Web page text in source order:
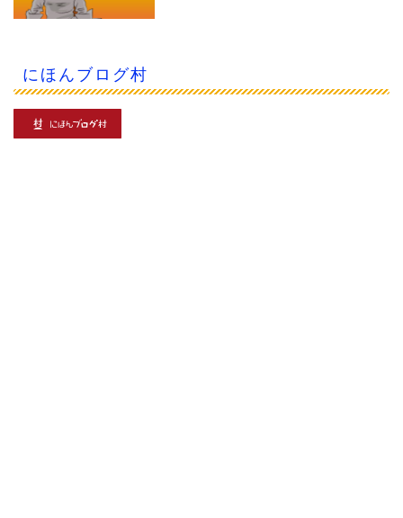
にほんブログ村